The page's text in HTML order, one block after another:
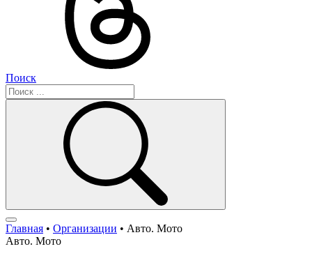
Поиск
Главная • Организации • Авто. Мото
Авто. Мото